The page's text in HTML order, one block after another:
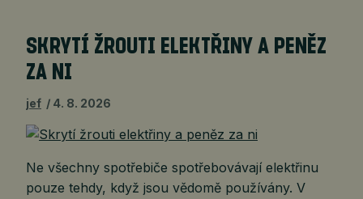
SKRYTÍ ŽROUTI ELEKTŘINY A PENĚZ
ZA NI
jef 4. 8. 2026
Ne všechny spotřebiče spotřebovávají elektřinu
pouze tehdy, když jsou vědomě používány. V